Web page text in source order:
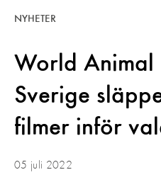
​​​​​​​World Animal
Sverige
filmer inför
NYHETER
05 juli 2022